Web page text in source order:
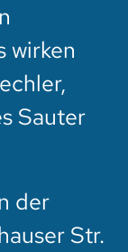
wirken
Sauter
der
Str.